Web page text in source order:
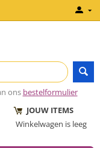
ons bestelformulier
JOUW ITEMS
Winkelwagen is leeg